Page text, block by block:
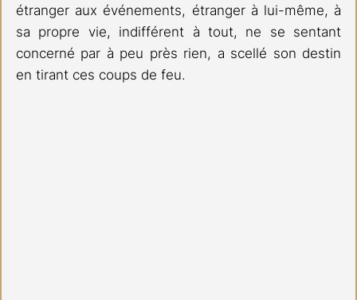
étranger aux événements, étranger à lui-même, à
sa propre vie, indifférent à tout, ne se sentant
concerné par à peu près rien, a scellé son destin
en tirant ces coups de feu.